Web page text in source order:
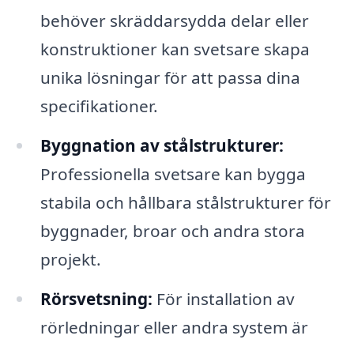
behöver skräddarsydda delar eller
konstruktioner kan svetsare skapa
unika lösningar för att passa dina
specifikationer.
Byggnation av stålstrukturer:
Professionella svetsare kan bygga
stabila och hållbara stålstrukturer för
byggnader, broar och andra stora
projekt.
Rörsvetsning: För installation av
rörledningar eller andra system är